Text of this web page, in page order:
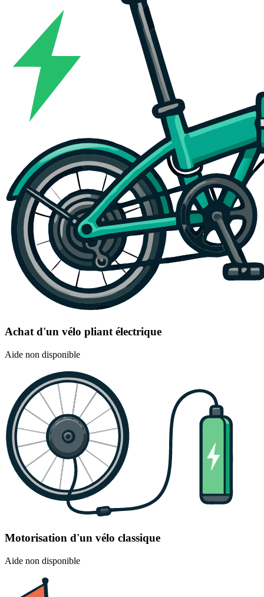
Achat d'un vélo pliant électrique
Aide non disponible
Motorisation d'un vélo classique
Aide non disponible